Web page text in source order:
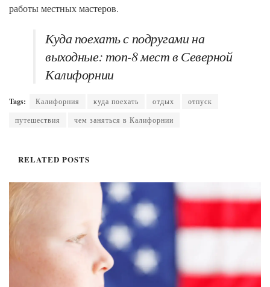
работы местных мастеров.
Куда поехать с подругами на
выходные: топ-8 мест в Северной
Калифорнии
Tags: Калифорния куда поехать отдых
отпуск
путешествия
чем заняться в Калифорнии
RELATED POSTS